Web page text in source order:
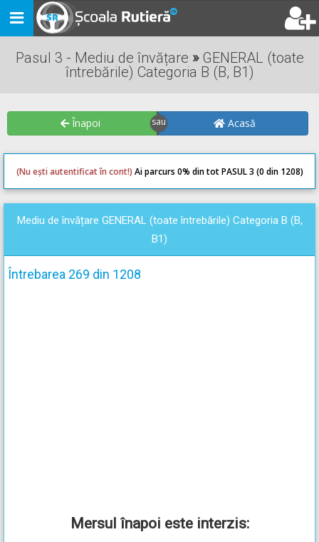
Toggle
navigation
Pasul 3 - Mediu de învățare »GENERAL (toate
întrebările) Categoria B (B, B1)
Înapoi Acasă
(Nu ești autentificat în cont!) Ai parcurs 0% din tot PASUL 3 (0 din 1208)
0
Mediu de învățare GENERAL (toate întrebările) Categoria B (B,
B1)
Întrebarea 269 din 1208
Mersul înapoi este interzis: